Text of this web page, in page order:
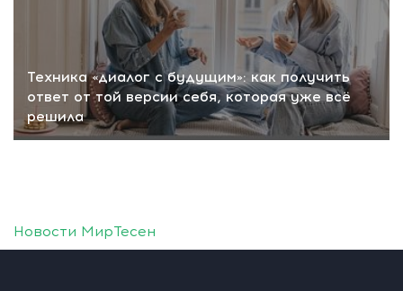
Техника «диалог с будущим»: как получить
ответ от той версии себя, которая уже всё
решила
Новости МирТесен